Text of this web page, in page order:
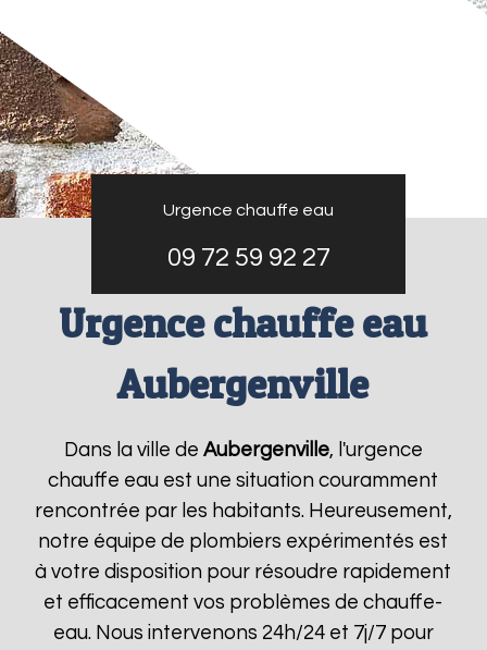
Urgence chauffe eau
09 72 59 92 27
Urgence chauffe eau
Aubergenville
Dans la ville de Aubergenville, l'urgence
chauffe eau est une situation couramment
rencontrée par les habitants. Heureusement,
notre équipe de plombiers expérimentés est
à votre disposition pour résoudre rapidement
et efficacement vos problèmes de chauffe-
eau. Nous intervenons 24h/24 et 7j/7 pour